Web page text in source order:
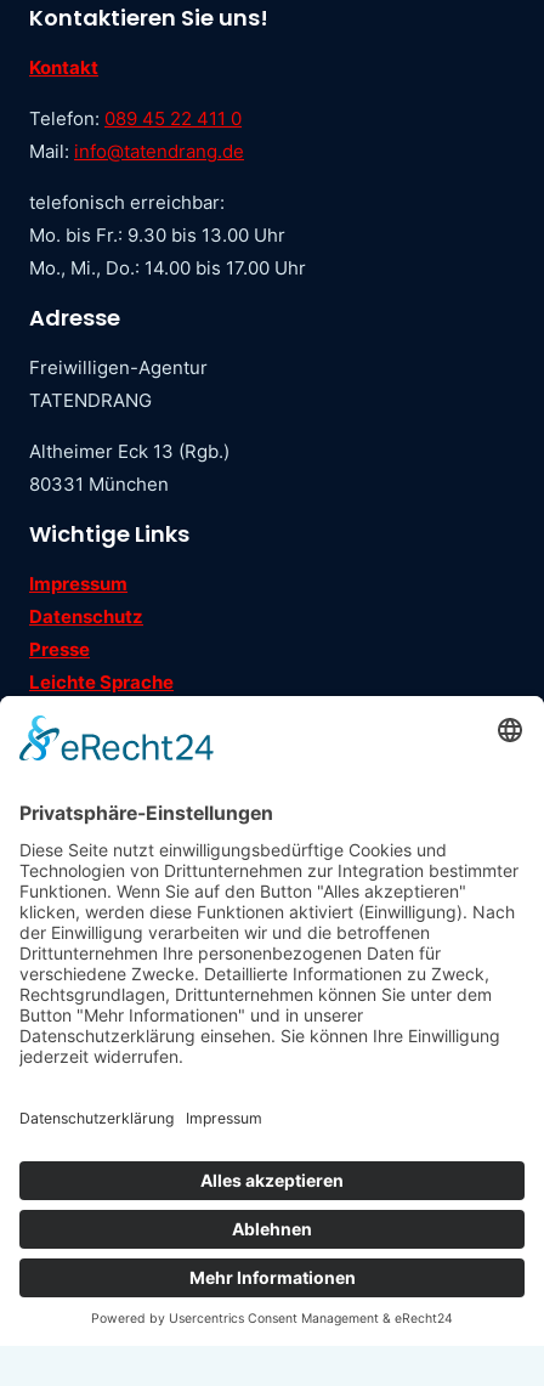
Kontaktieren Sie uns!
Kontakt
Telefon: 089 45 22 411 0
Mail: info@tatendrang.de
telefonisch erreichbar:
Mo. bis Fr.: 9.30 bis 13.00 Uhr
Mo., Mi., Do.: 14.00 bis 17.00 Uhr
Adresse
Freiwilligen-Agentur
TATENDRANG
Altheimer Eck 13 (Rgb.)
80331 München
Wichtige Links
Impressum
Datenschutz
Presse
Leichte Sprache
Ehrenamtsgeschichten
Folgen Sie uns auf
Träger: Verein für Fraueninteressen e.V.
Förderung: Landeshauptstadt München, Sozialreferat
Abonniere jetzt
unseren Newsletter!
Informiert bleiben
© 2026 - TATENDRANG Freiwilligen-Agentur